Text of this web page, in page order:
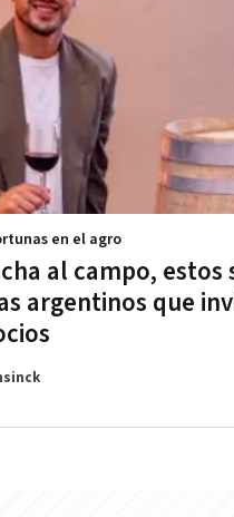
al campo, estos
argentinos que
en el agro